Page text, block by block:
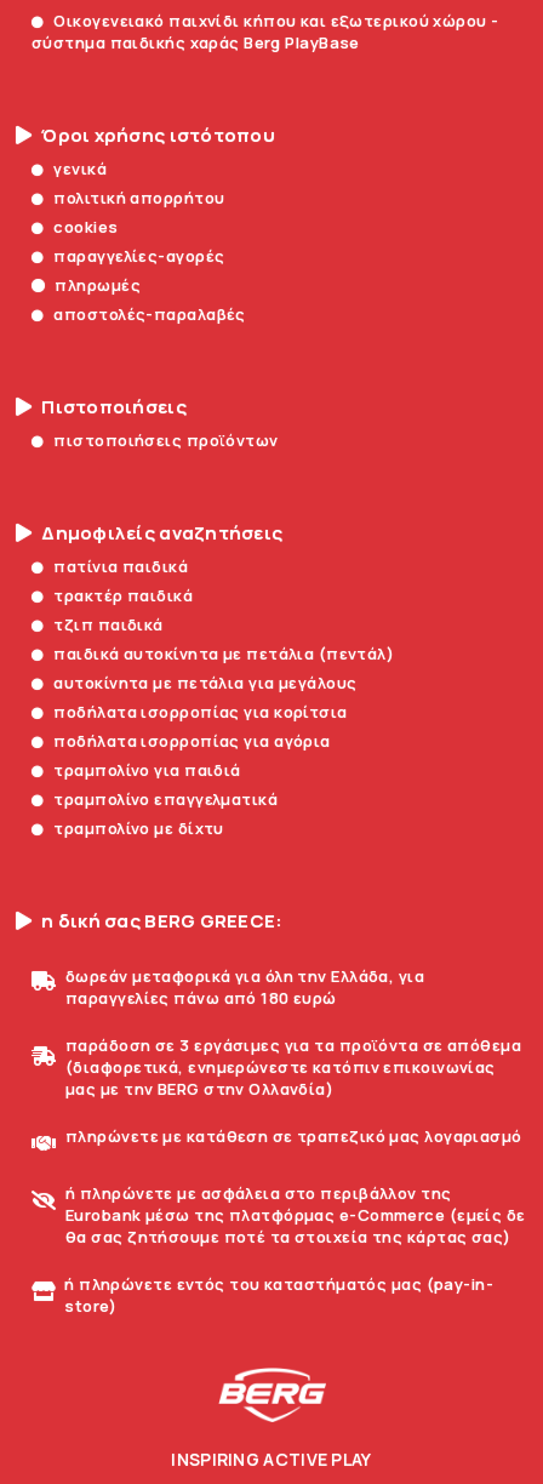
Οικογενειακό παιχνίδι κήπου και εξωτερικού χώρου -
σύστημα παιδικής χαράς Berg PlayBase
Όροι χρήσης ιστότοπου
γενικά
πολιτική απορρήτου
cookies
παραγγελίες-αγορές
πληρωμές
αποστολές-παραλαβές
Πιστοποιήσεις
πιστοποιήσεις προϊόντων
Δημοφιλείς αναζητήσεις
πατίνια παιδικά
τρακτέρ παιδικά
τζιπ παιδικά
παιδικά αυτοκίνητα με πετάλια (πεντάλ)
αυτοκίνητα με πετάλια για μεγάλους
ποδήλατα ισορροπίας για κορίτσια
ποδήλατα ισορροπίας για αγόρια
τραμπολίνο για παιδιά
τραμπολίνο επαγγελματικά
τραμπολίνο με δίχτυ
η δική σας BERG GREECE:
δωρεάν μεταφορικά για όλη την Ελλάδα, για
παραγγελίες πάνω από 180 ευρώ
παράδοση σε 3 εργάσιμες για τα προϊόντα σε απόθεμα
(διαφορετικά, ενημερώνεστε κατόπιν επικοινωνίας
μας με την BERG στην Ολλανδία)
πληρώνετε με κατάθεση σε τραπεζικό μας λογαριασμό
ή πληρώνετε με ασφάλεια στο περιβάλλον της
Eurobank μέσω της πλατφόρμας e-Commerce (εμείς δε
θα σας ζητήσουμε ποτέ τα στοιχεία της κάρτας σας)
ή πληρώνετε εντός του καταστήματός μας (pay-in-
store)
INSPIRING ACTIVE PLAY